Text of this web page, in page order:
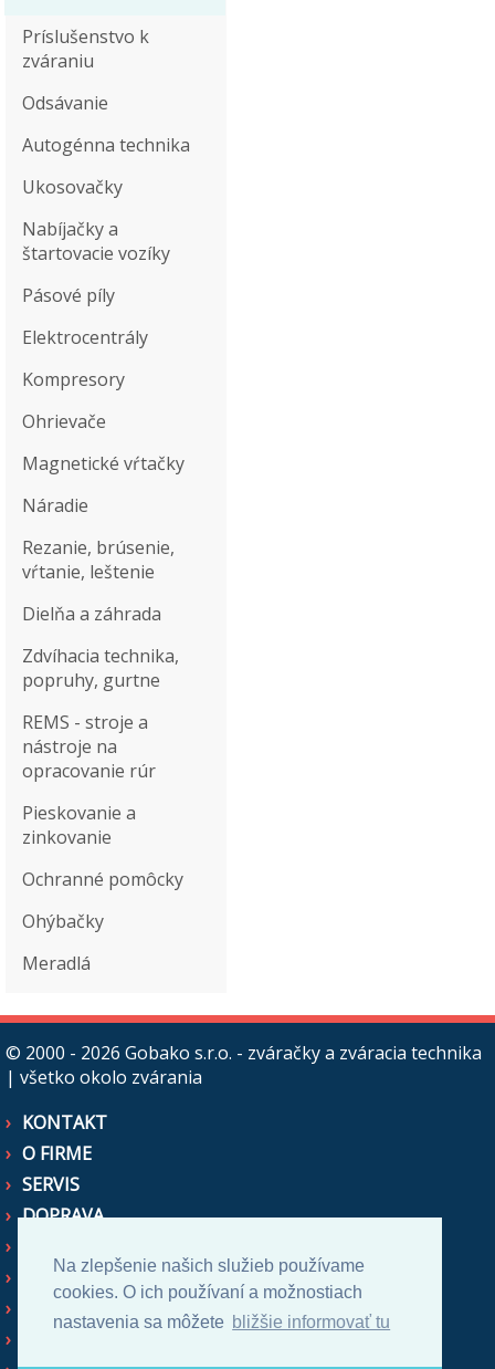
Na zlepšenie našich služieb používame
cookies. O ich používaní a možnostiach
nastavenia sa môžete bližšie informovať tu
Príslušenstvo k
zváraniu
Odsávanie
Autogénna technika
Ukosovačky
Nabíjačky a
štartovacie vozíky
Pásové píly
Elektrocentrály
Kompresory
Ohrievače
Magnetické vŕtačky
Náradie
Rezanie, brúsenie,
vŕtanie, leštenie
Dielňa a záhrada
Zdvíhacia technika,
popruhy, gurtne
REMS - stroje a
nástroje na
opracovanie rúr
Pieskovanie a
zinkovanie
Ochranné pomôcky
Ohýbačky
Meradlá
© 2000 - 2026 Gobako s.r.o. - zváračky a zváracia technika
| všetko okolo zvárania
KONTAKT
O FIRME
SERVIS
DOPRAVA
AKO NAKUPOVAŤ